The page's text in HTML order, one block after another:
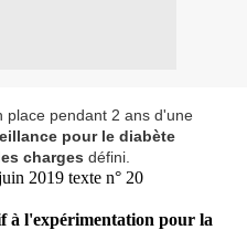
place pendant 2 ans d'une
pour le diabète
charges défini.
2019 texte n° 20
à l'expérimentation pour la